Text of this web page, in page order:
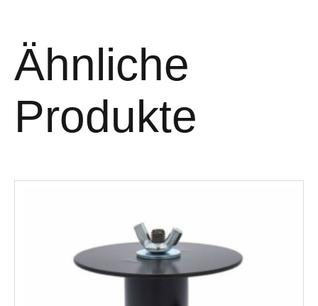
Ähnliche
Produkte